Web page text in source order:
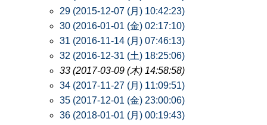
29 (2015-12-07 (月) 10:42:23)
30 (2016-01-01 (金) 02:17:10)
31 (2016-11-14 (月) 07:46:13)
32 (2016-12-31 (土) 18:25:06)
33 (2017-03-09 (木) 14:58:58)
34 (2017-11-27 (月) 11:09:51)
35 (2017-12-01 (金) 23:00:06)
36 (2018-01-01 (月) 00:19:43)